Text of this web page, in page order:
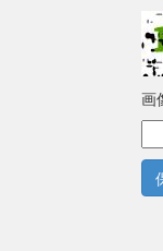
画